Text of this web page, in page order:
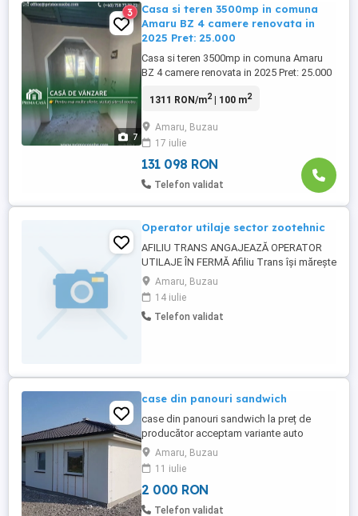
7
3
Casa si teren 3500mp in comuna
Amaru BZ 4 camere renovata in
2025 Pret: 25.000
Casa si teren 3500mp in comuna Amaru
BZ 4 camere renovata in 2025 Pret: 25.000
Amaru- Jud. Buzau Suprafata teren:
Imbunatatiri Detalii: Constructie din
caramida, acoperita cu tabla. Renovata in
2022,tamplarie PVC, instalatie ...
1311 RON/m2| 100 m2
Amaru, Buzau
17 iulie
131 098 RON
Telefon validat
Operator utilaje sector zootehnic
AFILIU TRANS ANGAJEAZĂ OPERATOR
UTILAJE ÎN FERMĂ Afiliu Trans își mărește
echipa și angajează **operator utilaje
agricole** pentru activități desfășurate în
fermă. Cerințe: * Experiență în operarea
utilajelor agricole constituie un avantaj; *
Amaru, Buzau
14 iulie
Telefon validat
case din panouri sandwich
case din panouri sandwich la preț de
producător acceptam variante auto
Amaru, Buzau
11 iulie
2 000 RON
Telefon validat